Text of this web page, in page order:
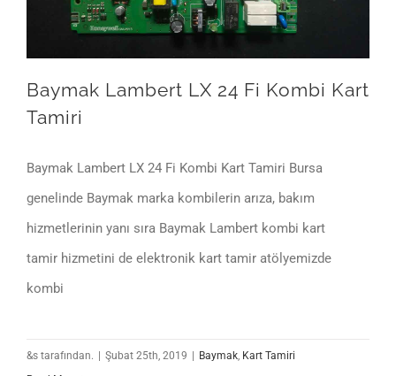
Baymak Lambert LX 24 Fi Kombi Kart
Tamiri
Baymak Lambert LX 24 Fi Kombi Kart Tamiri Bursa
genelinde Baymak marka kombilerin arıza, bakım
hizmetlerinin yanı sıra Baymak Lambert kombi kart
tamir hizmetini de elektronik kart tamir atölyemizde
kombi
&s tarafından. | Şubat 25th, 2019 | Baymak Kart Tamiri